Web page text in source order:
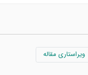
ویراستاری مقاله